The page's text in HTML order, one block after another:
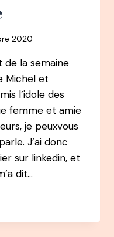
2020
de la semaine
Michel et
l’idole des
femme et amie
je peuxvous
J’ai donc
sur linkedin, et
dit…